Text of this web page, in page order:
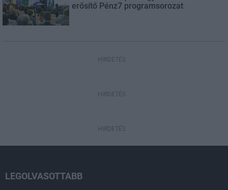
erősítő Pénz7 programsorozat
HIRDETÉS
HIRDETÉS
HIRDETÉS
LEGOLVASOTTABB